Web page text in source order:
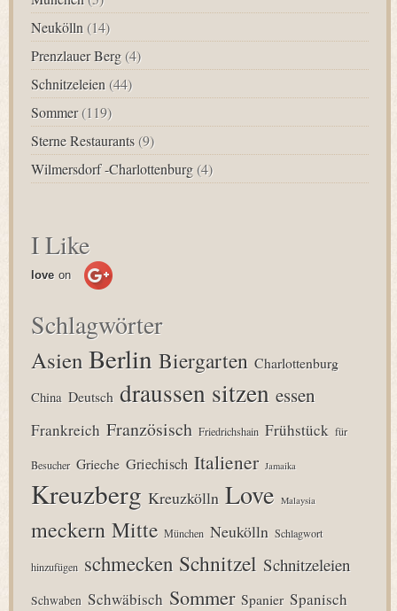
Neukölln (14)
Prenzlauer Berg (4)
Schnitzeleien (44)
Sommer(119)
Sterne Restaurants (9)
Wilmersdorf -Charlottenburg (4)
I Like
love on
Schlagwörter
Asien Berlin Biergarten Charlottenburg
China Deutsch draussen sitzen essen
Frankreich Französisch Friedrichshain Frühstück für
Besucher Grieche Griechisch Italiener Jamaika
Kreuzberg Kreuzkölln Love Malaysia
meckern Mitte München Neukölln Schlagwort
hinzufügen schmecken Schnitzel Schnitzeleien
Schwaben Schwäbisch Sommer Spanier Spanisch